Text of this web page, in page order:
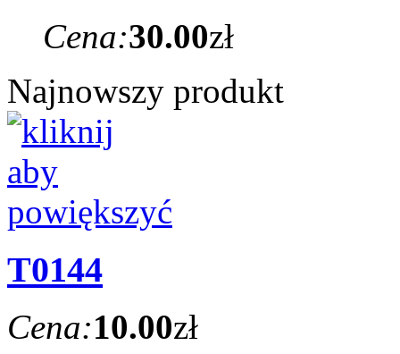
Cena:30.00zł
Najnowszy produkt
T0144
Cena:10.00zł